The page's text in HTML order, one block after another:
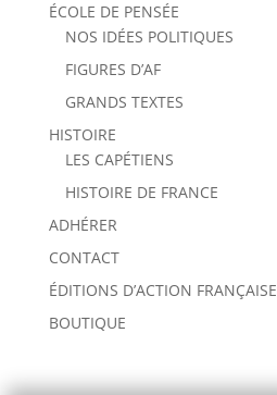
ÉCOLE DE PENSÉE
NOS IDÉES POLITIQUES
FIGURES D’AF
GRANDS TEXTES
HISTOIRE
LES CAPÉTIENS
HISTOIRE DE FRANCE
ADHÉRER
CONTACT
ÉDITIONS D’ACTION FRANÇAISE
BOUTIQUE